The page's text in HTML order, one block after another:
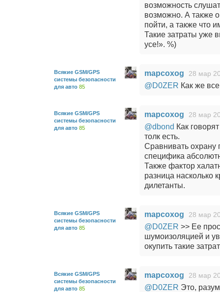
возможность
возможно. А также
пойти, а также что
Такие затраты уже
усе!». %)
Всякие GSM/GPS
системы безопасности
для авто 85
mapcoxog 28 мар
@D0ZER Как же
Всякие GSM/GPS
системы безопасности
для авто 85
mapcoxog 28 мар
@dbond Как
толк есть.
Сравнивать охрану
специфика
Также фактор
разница насколько
дилетанты.
Всякие GSM/GPS
системы безопасности
для авто 85
mapcoxog 28 мар
@D0ZER >> Ее
шумоизоляцией и
окупить такие
Всякие GSM/GPS
системы безопасности
для авто 85
mapcoxog 28 мар
@D0ZER Это,